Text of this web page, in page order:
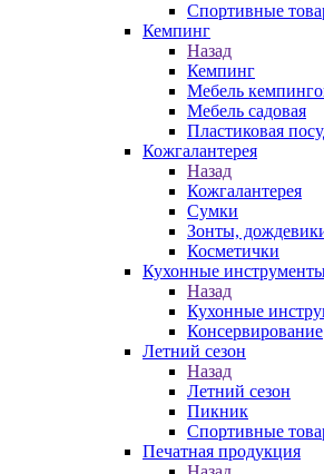
Спортивные
Кемпинг
Назад
Кемпинг
Мебель
Мебель садовая
Пластиковая
Кожгалантерея
Назад
Кожгалантерея
Сумки
Зонты,
Косметички
Кухонные
Назад
Кухонные
Консервирование
Летний сезон
Назад
Летний сезон
Пикник
Спортивные
Печатная продукция